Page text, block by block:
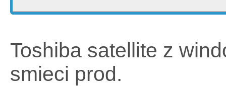
Toshiba satellite z
smieci prod.